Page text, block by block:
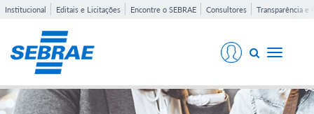
Institucional Editais e Licitações Encontre o SEBRAE Consultores Transparência e
Toggle